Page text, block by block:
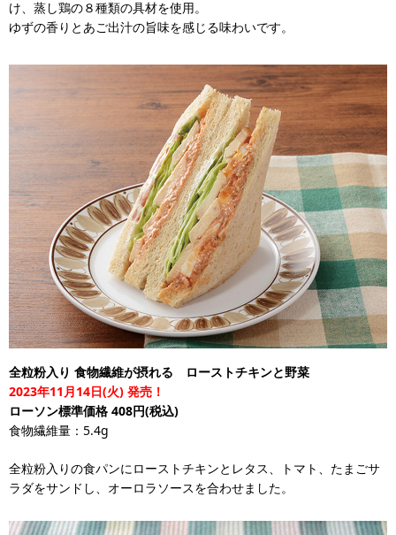
け、蒸し鶏の８種類の具材を使用。
ゆずの香りとあご出汁の旨味を感じる味わいです。
全粒粉入り 食物繊維が摂れる ローストチキンと野菜
2023年11月14日(火) 発売！
ローソン標準価格 408円(税込)
食物繊維量：5.4g
全粒粉入りの食パンにローストチキンとレタス、トマト、たまごサ
ラダをサンドし、オーロラソースを合わせました。